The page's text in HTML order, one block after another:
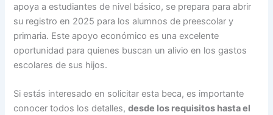
apoya a estudiantes de nivel básico, se prepara para abrir
su registro en 2025 para los alumnos de preescolar y
primaria. Este apoyo económico es una excelente
oportunidad para quienes buscan un alivio en los gastos
escolares de sus hijos.
Si estás interesado en solicitar esta beca, es importante
conocer todos los detalles,desde los requisitos hasta el